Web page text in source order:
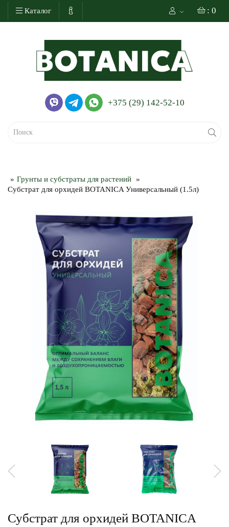
: 0
Каталог
+375 (29) 142-52-10
Грунты и субстраты для растений
Субстрат для орхидей BOTANICA Универсальный (1.5л)
Субстрат для орхидей BOTANICA